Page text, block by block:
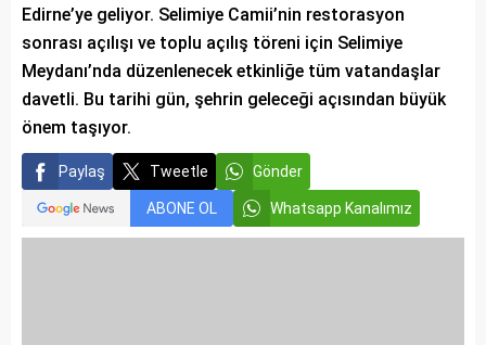
Edirne’ye geliyor. Selimiye Camii’nin restorasyon
sonrası açılışı ve toplu açılış töreni için Selimiye
Meydanı’nda düzenlenecek etkinliğe tüm vatandaşlar
davetli. Bu tarihi gün, şehrin geleceği açısından büyük
önem taşıyor.
Paylaş Tweetle Gönder
ABONE OL Whatsapp Kanalımız